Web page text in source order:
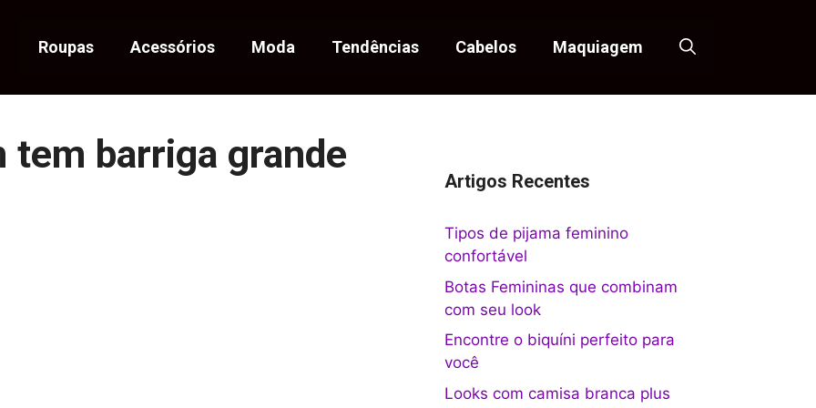
Roupas Acessórios Moda Tendências Cabelos Maquiagem
tem barriga grande
Artigos Recentes
Tipos de pijama feminino
confortável
Botas Femininas que combinam
com seu look
Encontre o biquíni perfeito para
você
Looks com camisa branca plus